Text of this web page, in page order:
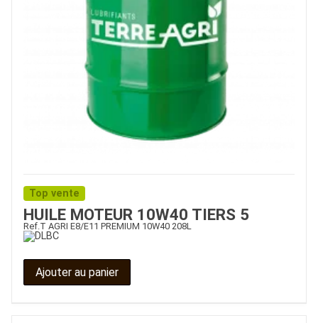
Top vente
HUILE MOTEUR 10W40 TIERS 5
Ref.T AGRI E8/E11 PREMIUM 10W40 208L
Ajouter au panier